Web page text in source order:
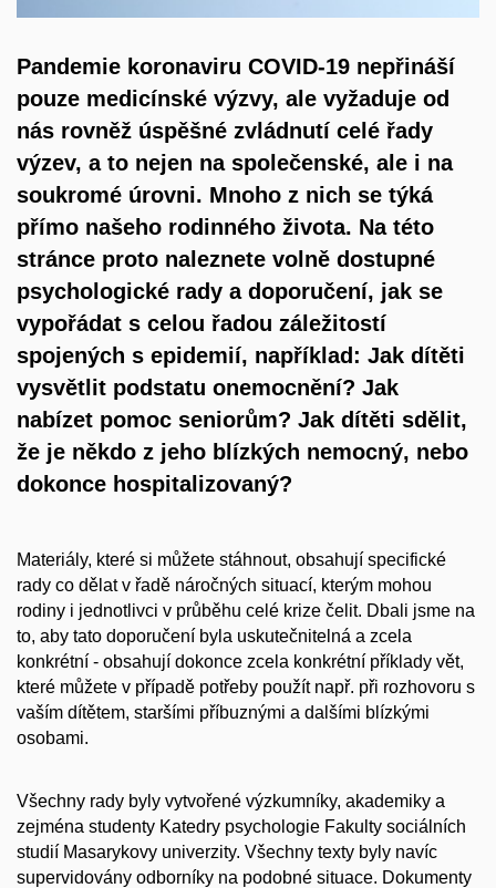
Pandemie koronaviru COVID-19 nepřináší
pouze medicínské výzvy, ale vyžaduje od
nás rovněž úspěšné zvládnutí celé řady
výzev, a to nejen na společenské, ale i na
soukromé úrovni. Mnoho z nich se týká
přímo našeho rodinného života. Na této
stránce proto naleznete volně dostupné
psychologické rady a doporučení, jak se
vypořádat s celou řadou záležitostí
spojených s epidemií, například: Jak dítěti
vysvětlit podstatu onemocnění? Jak
nabízet pomoc seniorům? Jak dítěti sdělit,
že je někdo z jeho blízkých nemocný, nebo
dokonce hospitalizovaný?
Materiály, které si můžete stáhnout, obsahují specifické
rady co dělat v řadě náročných situací, kterým mohou
rodiny i jednotlivci v průběhu celé krize čelit. Dbali jsme na
to, aby tato doporučení byla uskutečnitelná a zcela
konkrétní - obsahují dokonce zcela konkrétní příklady vět,
které můžete v případě potřeby použít např. při rozhovoru s
vaším dítětem, staršími příbuznými a dalšími blízkými
osobami.
Všechny rady byly vytvořené výzkumníky, akademiky a
zejména studenty Katedry psychologie Fakulty sociálních
studií Masarykovy univerzity. Všechny texty byly navíc
supervidovány odborníky na podobné situace. Dokumenty